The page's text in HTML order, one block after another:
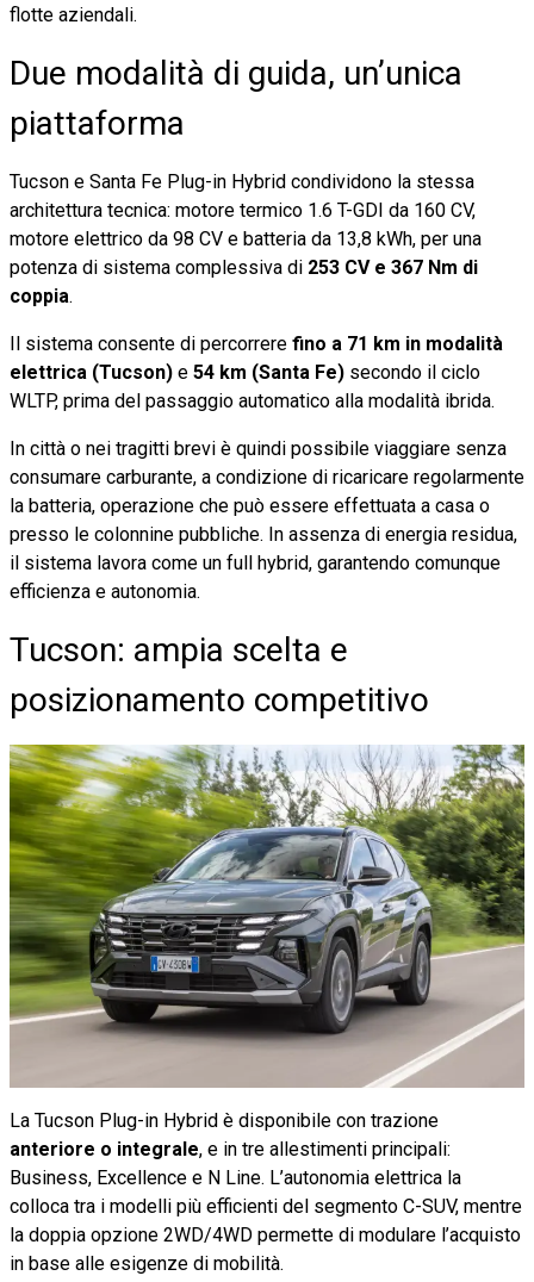
flotte aziendali.
Due modalità di guida, un’unica
piattaforma
Tucson e Santa Fe Plug-in Hybrid condividono la stessa
architettura tecnica: motore termico 1.6 T-GDI da 160 CV,
motore elettrico da 98 CV e batteria da 13,8 kWh, per una
potenza di sistema complessiva di 253 CV e 367 Nm di
coppia.
Il sistema consente di percorrere fino a 71 km in modalità
elettrica (Tucson) e 54 km (Santa Fe) secondo il ciclo
WLTP, prima del passaggio automatico alla modalità ibrida.
In città o nei tragitti brevi è quindi possibile viaggiare senza
consumare carburante, a condizione di ricaricare regolarmente
la batteria, operazione che può essere effettuata a casa o
presso le colonnine pubbliche. In assenza di energia residua,
il sistema lavora come un full hybrid, garantendo comunque
efficienza e autonomia.
Tucson: ampia scelta e
posizionamento competitivo
La Tucson Plug-in Hybrid è disponibile con trazione
anteriore o integrale, e in tre allestimenti principali:
Business, Excellence e N Line. L’autonomia elettrica la
colloca tra i modelli più efficienti del segmento C-SUV, mentre
la doppia opzione 2WD/4WD permette di modulare l’acquisto
in base alle esigenze di mobilità.